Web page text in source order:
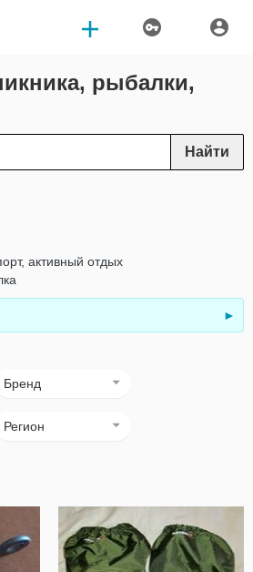
рыбалки,
Найти
активный отдых
►
Бренд
Регион